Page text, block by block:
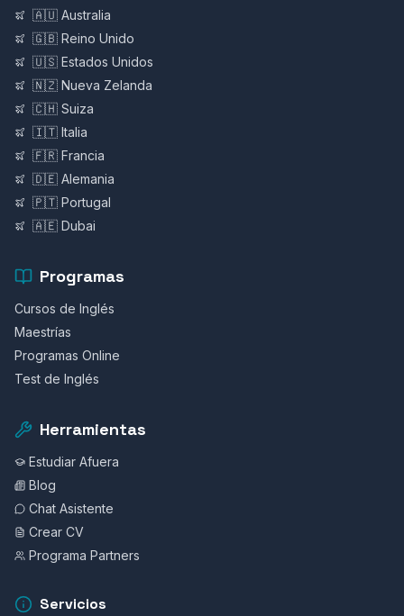
🇦🇺 Australia
🇬🇧 Reino Unido
🇺🇸 Estados Unidos
🇳🇿 Nueva Zelanda
🇨🇭 Suiza
🇮🇹 Italia
🇫🇷 Francia
🇩🇪 Alemania
🇵🇹 Portugal
🇦🇪 Dubai
Programas
Cursos de Inglés
Maestrías
Programas Online
Test de Inglés
Herramientas
Estudiar Afuera
Blog
Chat Asistente
Crear CV
Programa Partners
Servicios